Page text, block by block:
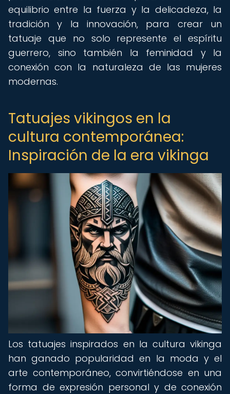
equilibrio entre la fuerza y la delicadeza, la
tradición y la innovación, para crear un
tatuaje que no solo represente el espíritu
guerrero, sino también la feminidad y la
conexión con la naturaleza de las mujeres
modernas.
Tatuajes vikingos en la
cultura contemporánea:
Inspiración de la era vikinga
Los tatuajes inspirados en la cultura vikinga
han ganado popularidad en la moda y el
arte contemporáneo, convirtiéndose en una
forma de expresión personal y de conexión